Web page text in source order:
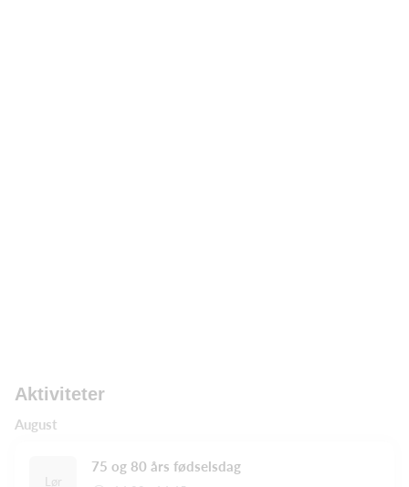
Aktiviteter
August
Lør
75 og 80 års fødselsdag